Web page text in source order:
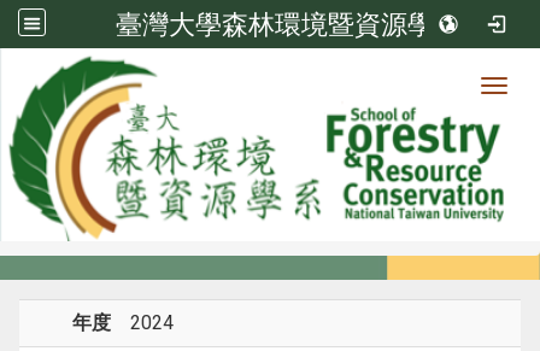
臺灣大學森林環境暨資源學系
系所成員
系所成員
年度 2024